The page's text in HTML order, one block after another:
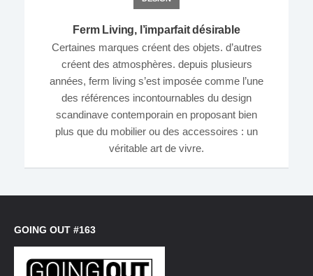
Ferm Living, l’imparfait désirable
Certaines marques créent des objets. d’autres
créent des atmosphères. depuis plusieurs
années, ferm living s’est imposée comme l’une
des références incontournables du design
scandinave contemporain en proposant bien
plus que du mobilier ou des accessoires : un
véritable art de vivre.
GOING OUT #163